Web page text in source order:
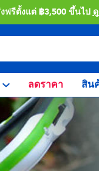
ฟรีตั้งแต่ ฿3,500 ขึ้นไป
ลดราคา สิน